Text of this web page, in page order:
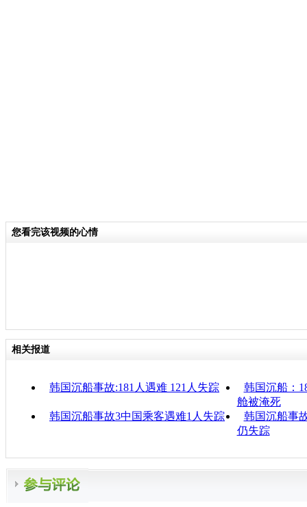
您看完该视频的心情
相关报道
韩国沉船事故:181人遇难 121人失踪
韩国沉船：
舱被淹死
韩国沉船事故3中国乘客遇难1人失踪
韩国沉船事
仍失踪